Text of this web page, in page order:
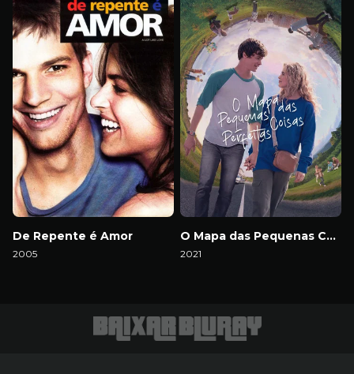
De Repente é Amor
2005
O Mapa das Pequenas Coisas Perfeitas
2021